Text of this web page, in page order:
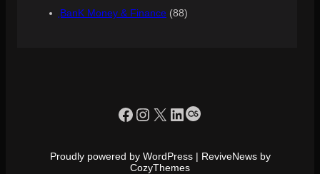
ฺBanK Money & Finance (88)
https://www.facebook.com/profile.php?id=100090086432719
Instagram
X LinkedIn
Last.fm
Proudly powered by WordPress | ReviveNews by
CozyThemes